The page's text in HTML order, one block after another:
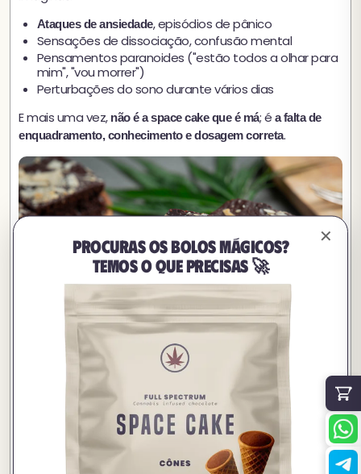
Ataques de ansiedade, episódios de pânico
Sensações de dissociação, confusão mental
Pensamentos paranoides ("estão todos a olhar para
mim", "vou morrer")
Perturbações do sono durante vários dias
E mais uma vez, não é a space cake que é má; é a falta de
enquadramento, conhecimento e dosagem correta.
Interações com outras
substâncias: um cocktail
arriscado
✕
Procuras os bolos mágicos?
Temos o que precisas 🚀